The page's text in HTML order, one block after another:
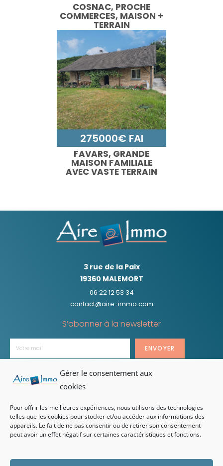
Gérer le consentement aux
cookies
Pour offrir les meilleures expériences, nous utilisons des technologies
telles que les cookies pour stocker et/ou accéder aux informations des
appareils. Le fait de ne pas consentir ou de retirer son consentement
peut avoir un effet négatif sur certaines caractéristiques et fonctions.
COSNAC, PROCHE
COMMERCES, MAISON +
TERRAIN
CONSTRUCTIBLE
275000€ FAI
FAVARS, GRANDE
MAISON FAMILIALE
AVEC VASTE TERRAIN
3 rue de la Paix
19360 MALEMORT
06 22 12 53 34
contact@aire-immo.com
S’abonner à la newsletter
ENVOYER
Lundi au vendredi
De 9h à 12h et de 14h à 18h